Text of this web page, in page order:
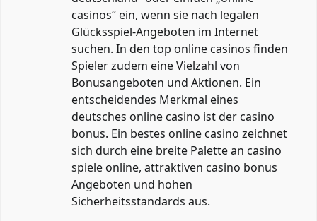
casinos“ ein, wenn sie nach legalen
Glücksspiel-Angeboten im Internet
suchen. In den top online casinos finden
Spieler zudem eine Vielzahl von
Bonusangeboten und Aktionen. Ein
entscheidendes Merkmal eines
deutsches online casino ist der casino
bonus. Ein bestes online casino zeichnet
sich durch eine breite Palette an casino
spiele online, attraktiven casino bonus
Angeboten und hohen
Sicherheitsstandards aus.